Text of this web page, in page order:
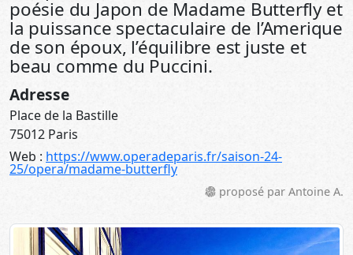
poésie du Japon de Madame Butterfly et
la puissance spectaculaire de l’Amerique
de son époux, l’équilibre est juste et
beau comme du Puccini.
Adresse
Place de la Bastille
75012 Paris
Web : https://www.operadeparis.fr/saison-24-
25/opera/madame-butterfly
proposé par Antoine A.